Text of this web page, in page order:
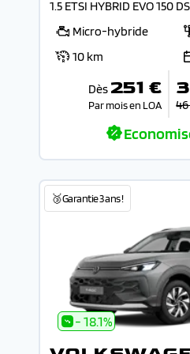
1.5 ETSI HYBRID EVO 150
Micro-hybride
10 km
Dès 251 €
Par mois en LOA
🥉Garantie 3 ans !
- 18.1%